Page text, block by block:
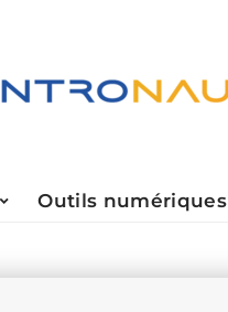
Outils numériques